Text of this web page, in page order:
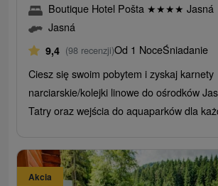
Boutique Hotel Pošta ★★★★ Jasná
Jasná
9,4 (98 recenzji)Od 1 NoceŚniadanie
Ciesz się swoim pobytem i zyskaj karnety
narciarskie/kolejki linowe do ośrodków
Tatry oraz wejścia do aquaparków dla
Akcia